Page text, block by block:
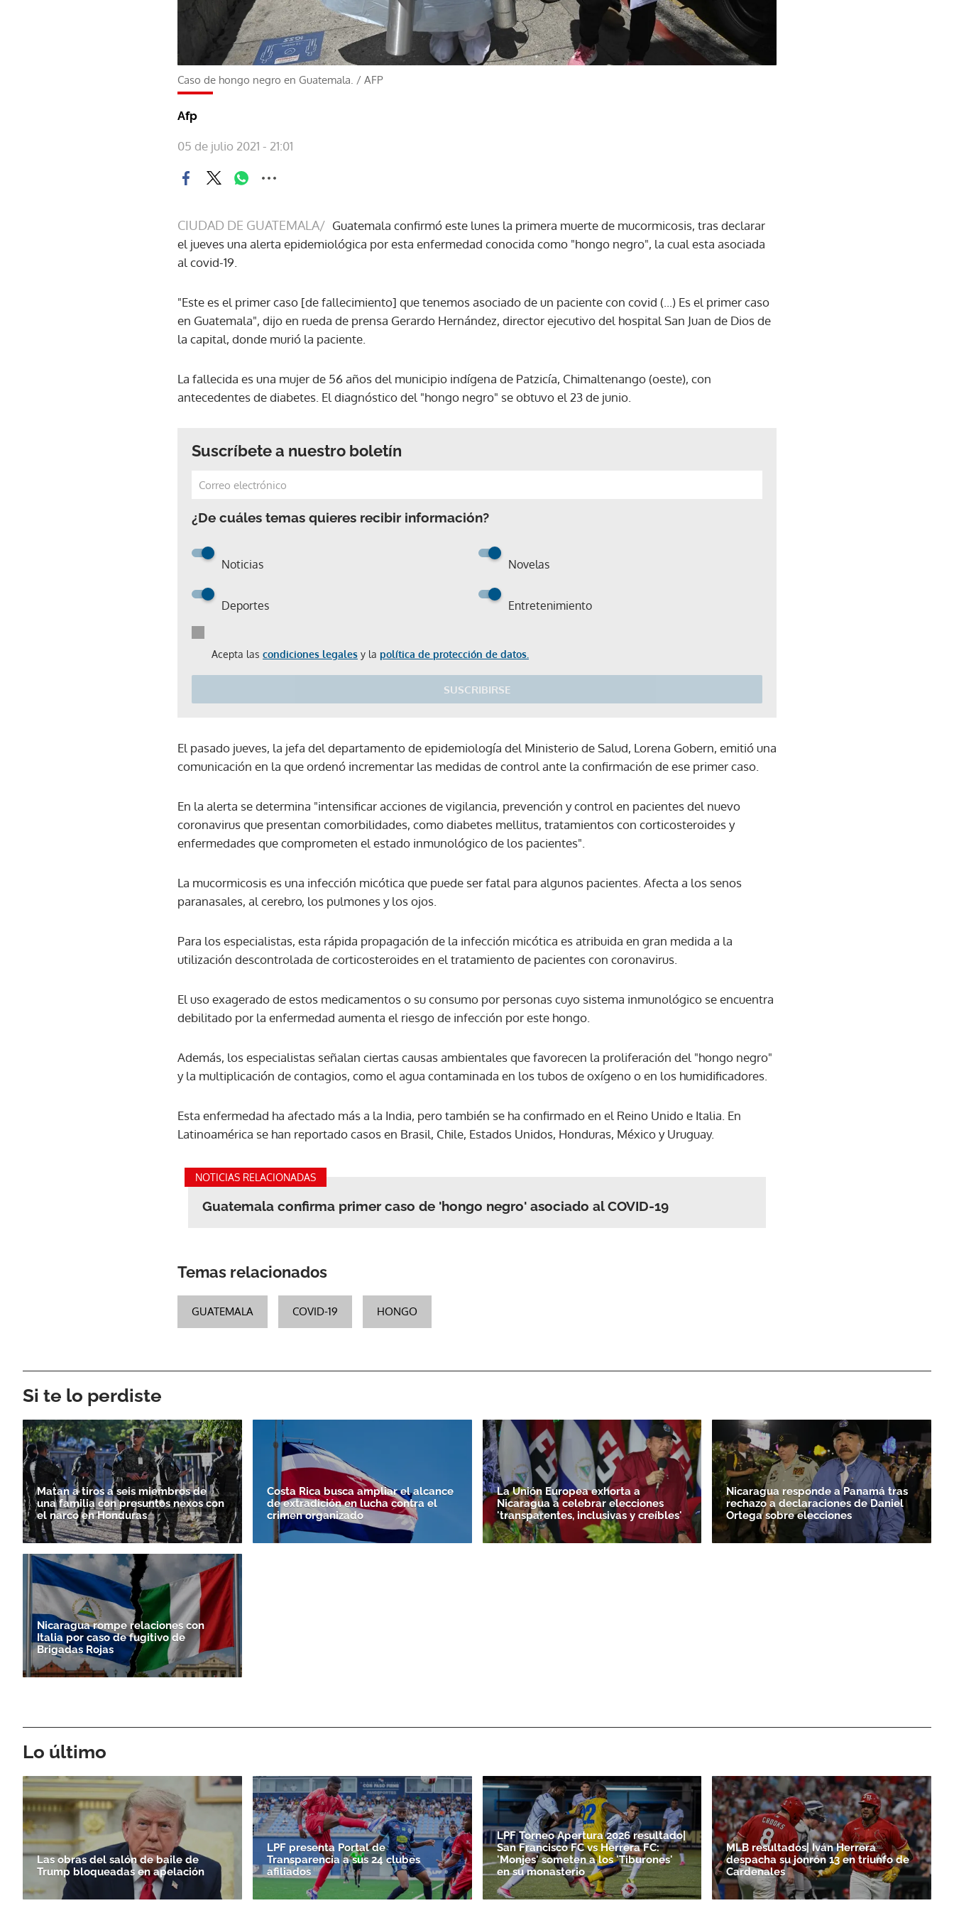
Caso de hongo negro en Guatemala. / AFP
Afp
05 de julio 2021 - 21:01
CIUDAD DE GUATEMALA/ Guatemala confirmó este lunes la primera muerte de mucormicosis, tras declarar
el jueves una alerta epidemiológica por esta enfermedad conocida como "hongo negro", la cual esta asociada
al covid-19.
"Este es el primer caso [de fallecimiento] que tenemos asociado de un paciente con covid (...) Es el primer caso
en Guatemala", dijo en rueda de prensa Gerardo Hernández, director ejecutivo del hospital San Juan de Dios de
la capital, donde murió la paciente.
La fallecida es una mujer de 56 años del municipio indígena de Patzicía, Chimaltenango (oeste), con
antecedentes de diabetes. El diagnóstico del "hongo negro" se obtuvo el 23 de junio.
Suscríbete a nuestro boletín
¿De cuáles temas quieres recibir información?
Noticias Novelas
Deportes Entretenimiento
Acepta las condiciones legales y la política de protección de datos.
SUSCRIBIRSE
Gracias por suscribirte a nuestro boletín.
ACEPTAR
El pasado jueves, la jefa del departamento de epidemiología del Ministerio de Salud, Lorena Gobern, emitió una
comunicación en la que ordenó incrementar las medidas de control ante la confirmación de ese primer caso.
En la alerta se determina "intensificar acciones de vigilancia, prevención y control en pacientes del nuevo
coronavirus que presentan comorbilidades, como diabetes mellitus, tratamientos con corticosteroides y
enfermedades que comprometen el estado inmunológico de los pacientes".
La mucormicosis es una infección micótica que puede ser fatal para algunos pacientes. Afecta a los senos
paranasales, al cerebro, los pulmones y los ojos.
Para los especialistas, esta rápida propagación de la infección micótica es atribuida en gran medida a la
utilización descontrolada de corticosteroides en el tratamiento de pacientes con coronavirus.
El uso exagerado de estos medicamentos o su consumo por personas cuyo sistema inmunológico se encuentra
debilitado por la enfermedad aumenta el riesgo de infección por este hongo.
Además, los especialistas señalan ciertas causas ambientales que favorecen la proliferación del "hongo negro"
y la multiplicación de contagios, como el agua contaminada en los tubos de oxígeno o en los humidificadores.
Esta enfermedad ha afectado más a la India, pero también se ha confirmado en el Reino Unido e Italia. En
Latinoamérica se han reportado casos en Brasil, Chile, Estados Unidos, Honduras, México y Uruguay.
NOTICIAS RELACIONADAS
Guatemala confirma primer caso de 'hongo negro' asociado al COVID-19
Temas relacionados
GUATEMALA COVID-19 HONGO
Si te lo perdiste
Matan a tiros a seis miembros de
una familia con presuntos nexos con
el narco en Honduras
Costa Rica busca ampliar el alcance
de extradición en lucha contra el
crimen organizado
La Unión Europea exhorta a
Nicaragua a celebrar elecciones
'transparentes, inclusivas y creíbles'
Nicaragua responde a Panamá tras
rechazo a declaraciones de Daniel
Ortega sobre elecciones
Nicaragua rompe relaciones con
Italia por caso de fugitivo de
Brigadas Rojas
Lo último
Las obras del salón de baile de
Trump bloqueadas en apelación
LPF presenta Portal de
Transparencia a sus 24 clubes
afiliados
LPF Torneo Apertura 2026 resultado|
San Francisco FC vs Herrera FC:
'Monjes' someten a los 'Tiburones'
en su monasterio
MLB resultados| Iván Herrera
despacha su jonrón 13 en triunfo de
Cardenales